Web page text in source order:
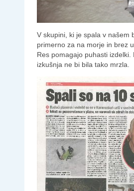
V skupini, ki je spala v našem
primerno za na morje in brez
Res pomagajo puhasti
izkušnja ne bi bila tako mrzla.